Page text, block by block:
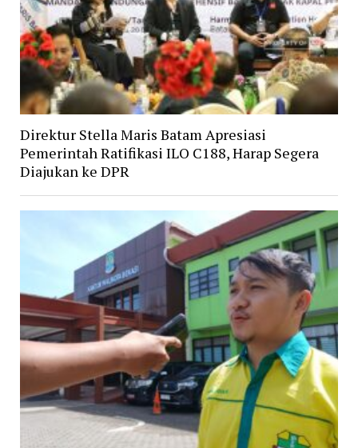
Direktur Stella Maris Batam Apresiasi
Pemerintah Ratifikasi ILO C188, Harap Segera
Diajukan ke DPR